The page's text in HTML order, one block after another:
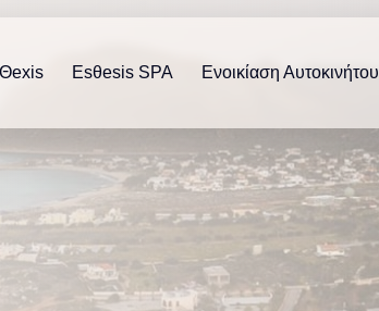
Esθesis SPA Ενοικίαση Αυτοκινήτου